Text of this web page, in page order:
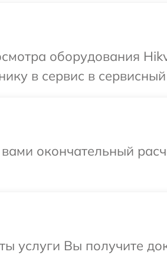
оборудования
в сервис в
окончательный
услуги Вы получите